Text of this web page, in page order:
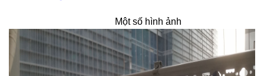
Một số hình ảnh